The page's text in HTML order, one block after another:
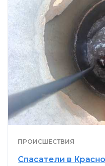
ПРОИСШЕСТВИЯ
Спасатели в